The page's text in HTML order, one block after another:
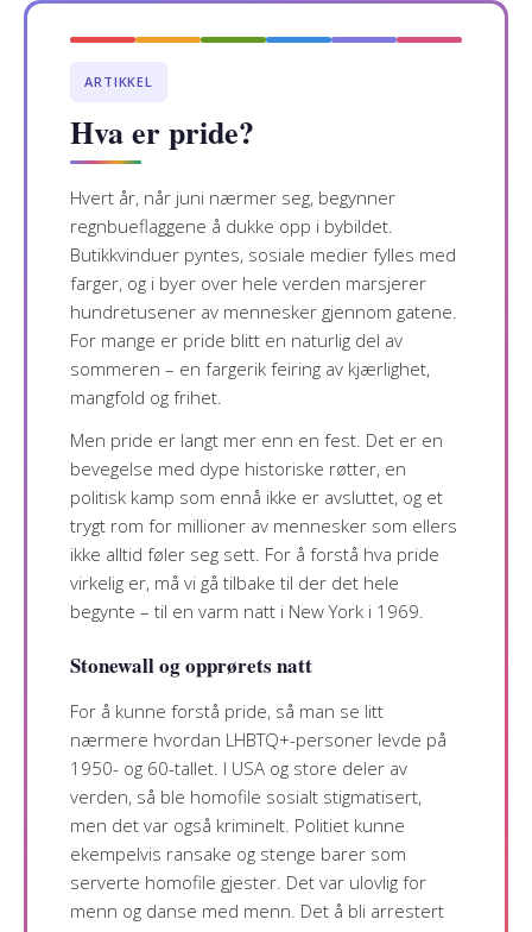
ARTIKKEL
Hva er pride?
Hvert år, når juni nærmer seg, begynner
regnbueflaggene å dukke opp i bybildet.
Butikkvinduer pyntes, sosiale medier fylles med
farger, og i byer over hele verden marsjerer
hundretusener av mennesker gjennom gatene.
For mange er pride blitt en naturlig del av
sommeren – en fargerik feiring av kjærlighet,
mangfold og frihet.
Men pride er langt mer enn en fest. Det er en
bevegelse med dype historiske røtter, en
politisk kamp som ennå ikke er avsluttet, og et
trygt rom for millioner av mennesker som ellers
ikke alltid føler seg sett. For å forstå hva pride
virkelig er, må vi gå tilbake til der det hele
begynte – til en varm natt i New York i 1969.
Stonewall og opprørets natt
For å kunne forstå pride, så man se litt
nærmere hvordan LHBTQ+-personer levde på
1950- og 60-tallet. I USA og store deler av
verden, så ble homofile sosialt stigmatisert,
men det var også kriminelt. Politiet kunne
ekempelvis ransake og stenge barer som
serverte homofile gjester. Det var ulovlig for
menn og danse med menn. Det å bli arrestert